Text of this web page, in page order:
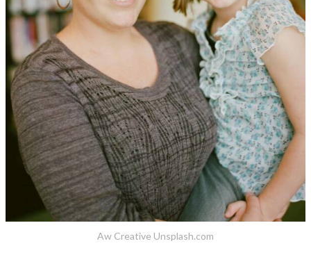
Aw Creative Unsplash.com